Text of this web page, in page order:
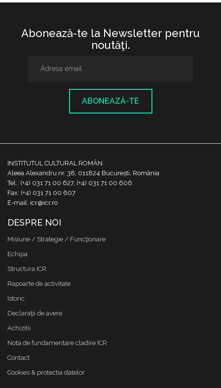
Abonează-te la Newsletter pentru
noutăţi.
ABONEAZĂ-TE
INSTITUTUL CULTURAL ROMÂN
Aleea Alexandru nr. 38, 011824 București, România
Tel.: (+4) 031 71 00 627, (+4) 031 71 00 606
Fax: (+4) 031 71 00 607
E-mail: icr@icr.ro
DESPRE NOI
Misiune / Strategie / Funcţionare
Echipa
Structura ICR
Rapoarte de activitate
Istoric
Declaraţii de avere
Achizitii
Nota de fundamentare cladire ICR
Contact
Cookies & protectia datelor